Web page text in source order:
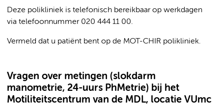
Deze polikliniek is telefonisch bereikbaar op werkdagen
via telefoonnummer 020 444 11 00.
Vermeld dat u patiënt bent op de MOT-CHIR polikliniek.
Vragen over metingen (slokdarm
manometrie, 24-uurs PhMetrie) bij het
Motiliteitscentrum van de MDL, locatie VUmc